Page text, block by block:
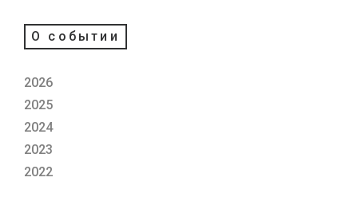
О событии
2026
2025
2024
2023
2022